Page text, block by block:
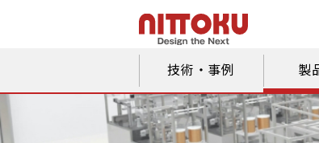
技術・事例 製